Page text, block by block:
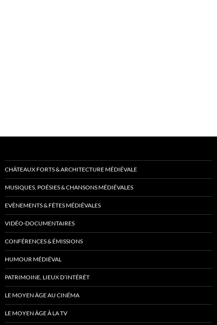
CHÂTEAUX FORTS & ARCHITECTURE MÉDIÉVALE
MUSIQUES, POÉSIES & CHANSONS MÉDIÉVALES
EVÈNEMENTS & FÊTES MÉDIÉVALES
VIDÉO-DOCUMENTAIRES
CONFÉRENCES & ÉMISSIONS
HUMOUR MÉDIÉVAL
PATRIMOINE, LIEUX D’INTÉRÊT
LE MOYEN ÂGE AU CINÉMA
LE MOYEN ÂGE À LA TV